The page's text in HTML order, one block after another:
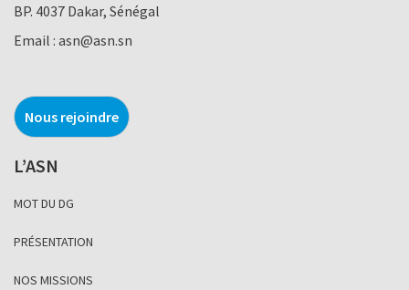
BP. 4037 Dakar, Sénégal
Email : asn@asn.sn
Nous rejoindre
L’ASN
MOT DU DG
PRÉSENTATION
NOS MISSIONS